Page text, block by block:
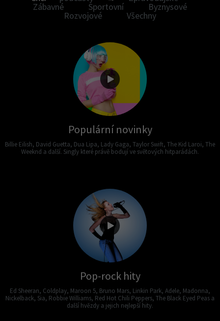
Zábavné Sportovní Byznysové
Rozvojové Všechny
Populární novinky
Billie Eilish, David Guetta, Dua Lipa, Lady Gaga, Taylor Swift, The Kid Laroi, The
Weeknd a další. Singly které právě bodují ve světových hitparádách.
Pop-rock hity
Ed Sheeran, Coldplay, Maroon 5, Bruno Mars, Linkin Park, Adele, Madonna,
Nickelback, Sia, Robbie Williams, Red Hot Chili Peppers, The Black Eyed Peas a
další hvězdy a jejich nejlepší hity.